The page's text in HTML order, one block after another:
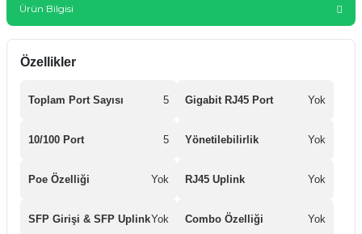
Ürün Bilgisi
Özellikler
Toplam Port Sayısı 5 Gigabit RJ45 Port Yok
10/100 Port 5 Yönetilebilirlik Yok
Poe Özelliği Yok RJ45 Uplink Yok
SFP Girişi & SFP UplinkYok Combo Özelliği Yok